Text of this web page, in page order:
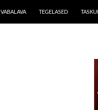
VABALAVA TEGELASED